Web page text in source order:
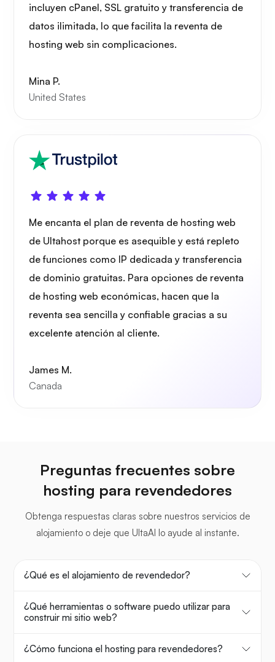
incluyen cPanel, SSL gratuito y transferencia de
datos ilimitada, lo que facilita la reventa de
hosting web sin complicaciones.
Mina P.
United States
Me encanta el plan de reventa de hosting web
de Ultahost porque es asequible y está repleto
de funciones como IP dedicada y transferencia
de dominio gratuitas. Para opciones de reventa
de hosting web económicas, hacen que la
reventa sea sencilla y confiable gracias a su
excelente atención al cliente.
James M.
Canada
Preguntas frecuentes sobre
hosting para revendedores
Obtenga respuestas claras sobre nuestros servicios de
alojamiento o deje que UltaAI lo ayude al instante.
¿Qué es el alojamiento de revendedor?
¿Qué herramientas o software puedo utilizar para
construir mi sitio web?
¿Cómo funciona el hosting para revendedores?